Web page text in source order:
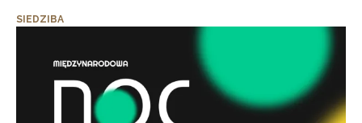
SIEDZIBA